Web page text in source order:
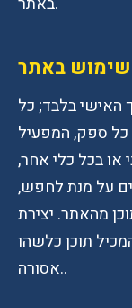
שימוש באתר
האישי בלבד; כל
כל ספק, המפעיל
או בכל כלי אחר,
על מנת לחפש,
מהאתר. יצירת
תוכן כלשהו
אסורה..